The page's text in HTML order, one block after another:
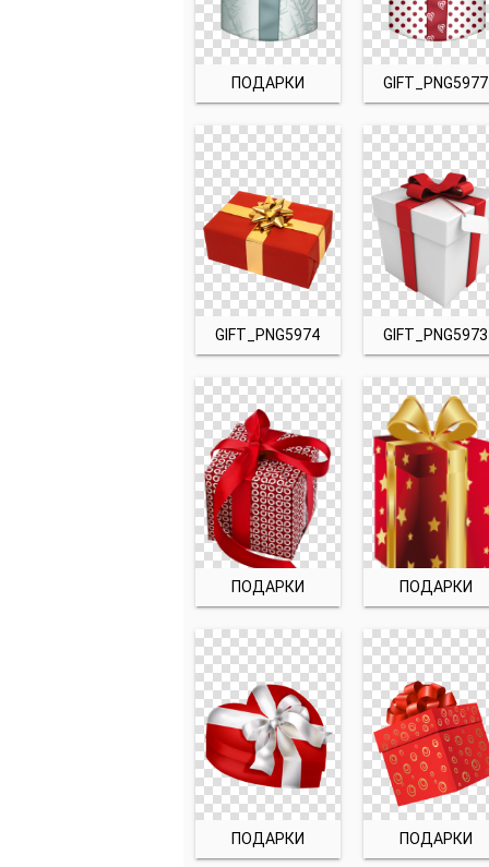
ПОДАРКИ GIFT_PNG5977
GIFT_PNG5974 GIFT_PNG5973
ПОДАРКИ ПОДАРКИ
ПОДАРКИ ПОДАРКИ